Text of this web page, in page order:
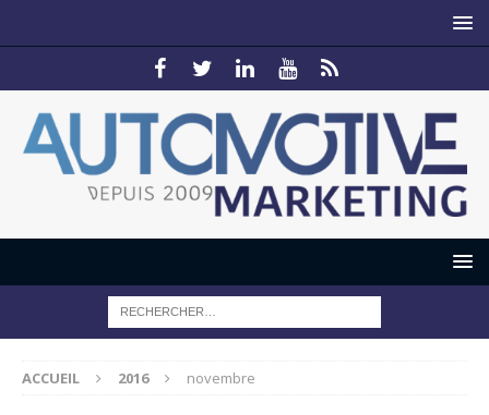
ACCUEIL 2016 novembre